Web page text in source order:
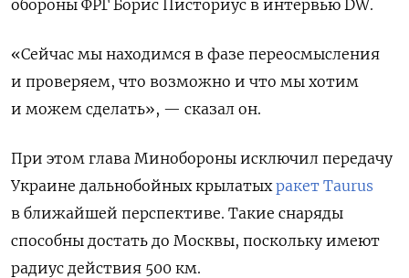
ПОДПИСАТЬСЯ
обороны ФРГ Борис Писториус в интервью DW.
«Сейчас мы находимся в фазе переосмысления
и проверяем, что возможно и что мы хотим
и можем сделать», — сказал он.
При этом глава Минобороны исключил передачу
Украине дальнобойных крылатыхракет Taurus
в ближайшей перспективе. Такие снаряды
способны достать до Москвы, поскольку имеют
радиус действия 500 км.